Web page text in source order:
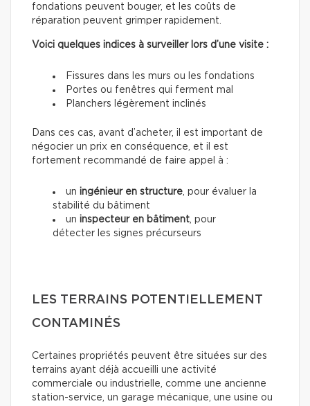
fondations peuvent bouger, et les coûts de
réparation peuvent grimper rapidement.
Voici quelques indices à surveiller lors d’une visite :
Fissures dans les murs ou les fondations
Portes ou fenêtres qui ferment mal
Planchers légèrement inclinés
Dans ces cas, avant d’acheter, il est important de
négocier un prix en conséquence, et il est
fortement recommandé de faire appel à :
un ingénieur en structure, pour évaluer la
stabilité du bâtiment
un inspecteur en bâtiment, pour
détecter les signes précurseurs
LES TERRAINS POTENTIELLEMENT
CONTAMINÉS
Certaines propriétés peuvent être situées sur des
terrains ayant déjà accueilli une activité
commerciale ou industrielle, comme une ancienne
station-service, un garage mécanique, une usine ou